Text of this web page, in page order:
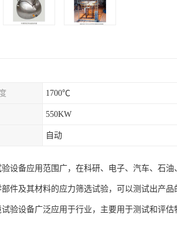
1700℃
550KW
自动
设备应用范围广，在科研、电子、汽车、石
件及其材料的应力筛选试验，可以测试出产
验设备广泛应用于行业，主要用于测试和评